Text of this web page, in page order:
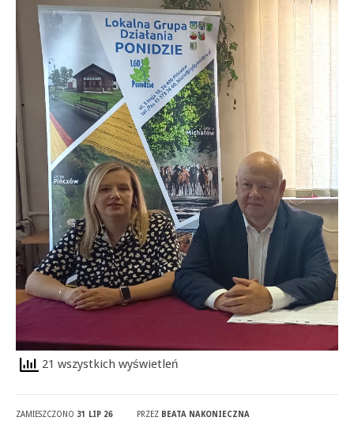
21 wszystkich wyświetleń
ZAMIESZCZONO 31 LIP 26 PRZEZ BEATA NAKONIECZNA